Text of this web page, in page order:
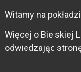
Witamy na
Więcej o Bielskiej
odwiedzając